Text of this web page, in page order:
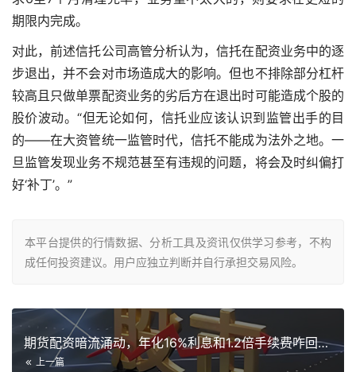
期限内完成。
对此，前述信托公司高管分析认为，信托在配资业务中的逐
步退出，并不会对市场造成大的影响。但也不排除部分杠杆
较高且只做单票配资业务的劣后方在退出时可能造成个股的
股价波动。“但无论如何，信托业应该认识到监管出手的目
的——在大资管统一监管时代，信托不能成为法外之地。一
旦监管发现业务不规范甚至有违规的问题，将会及时纠偏打
好‘补丁’。”
本平台提供的行情数据、分析工具及资讯仅供学习参考，不构
成任何投资建议。用户应独立判断并自行承担交易风险。
期货配资暗流涌动，年化16%利息和1.2倍手续费咋回事？
上一篇